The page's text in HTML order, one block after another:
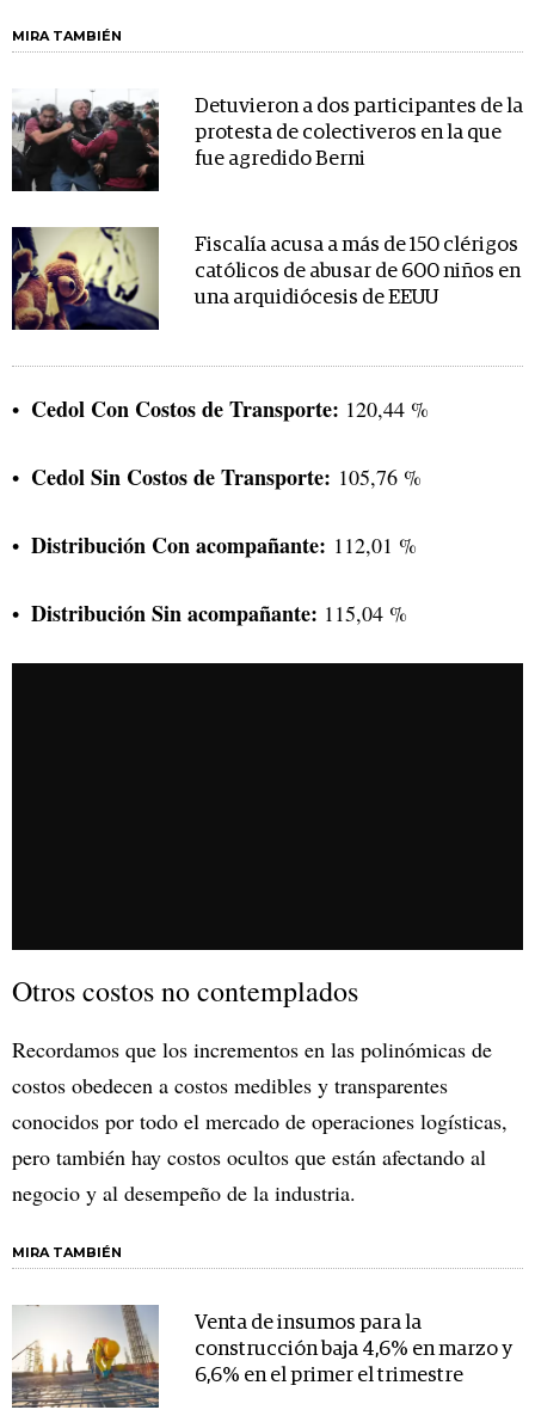
MIRA TAMBIÉN
Detuvieron a dos participantes de la
protesta de colectiveros en la que
fue agredido Berni
Fiscalía acusa a más de 150 clérigos
católicos de abusar de 600 niños en
una arquidiócesis de EEUU
Cedol Con Costos de Transporte: 120,44 %
Cedol Sin Costos de Transporte: 105,76 %
Distribución Con acompañante: 112,01 %
Distribución Sin acompañante: 115,04 %
Otros costos no contemplados
Recordamos que los incrementos en las polinómicas de
costos obedecen a costos medibles y transparentes
conocidos por todo el mercado de operaciones logísticas,
pero también hay costos ocultos que están afectando al
negocio y al desempeño de la industria.
MIRA TAMBIÉN
Venta de insumos para la
construcción baja 4,6% en marzo y
6,6% en el primer el trimestre